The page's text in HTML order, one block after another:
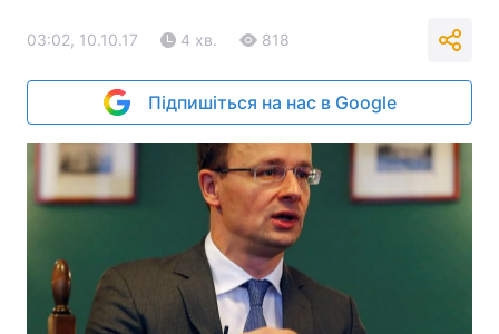
03:02, 10.10.17 4 хв. 818
Підпишіться на нас в Google